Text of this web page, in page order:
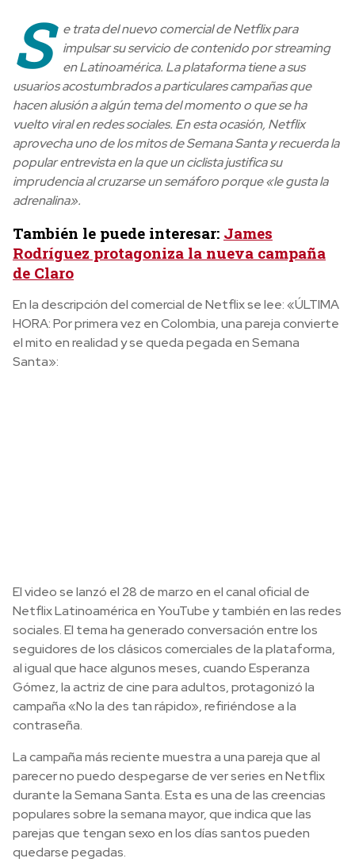
S
e trata del nuevo comercial de Netflix para
impulsar su servicio de contenido por streaming
en Latinoamérica. La plataforma tiene a sus
usuarios acostumbrados a particulares campañas que
hacen alusión a algún tema del momento o que se ha
vuelto viral en redes sociales. En esta ocasión, Netflix
aprovecha uno de los mitos de Semana Santa y recuerda la
popular entrevista en la que un ciclista justifica su
imprudencia al cruzarse un semáforo porque «le gusta la
adrenalina».
También le puede interesar: James
Rodríguez protagoniza la nueva campaña
de Claro
En la descripción del comercial de Netflix se lee: «ÚLTIMA
HORA: Por primera vez en Colombia, una pareja convierte
el mito en realidad y se queda pegada en Semana
Santa»:
El video se lanzó el 28 de marzo en el canal oficial de
Netflix Latinoamérica en YouTube y también en las redes
sociales. El tema ha generado conversación entre los
seguidores de los clásicos comerciales de la plataforma,
al igual que hace algunos meses, cuando Esperanza
Gómez, la actriz de cine para adultos, protagonizó la
campaña «No la des tan rápido», refiriéndose a la
contraseña.
La campaña más reciente muestra a una pareja que al
parecer no puedo despegarse de ver series en Netflix
durante la Semana Santa. Esta es una de las creencias
populares sobre la semana mayor, que indica que las
parejas que tengan sexo en los días santos pueden
quedarse pegadas.